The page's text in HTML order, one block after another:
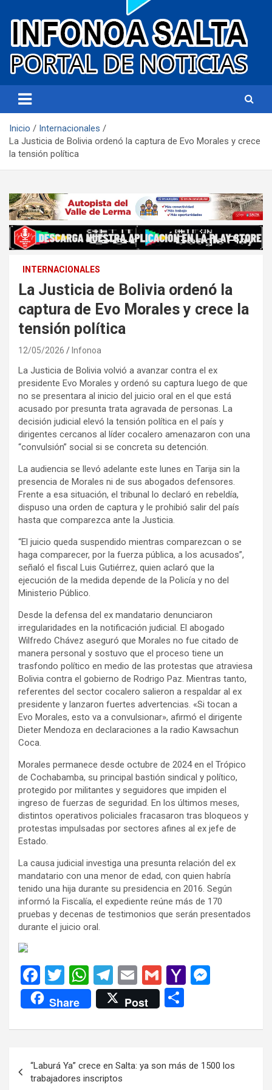
Infonoa Salta
Inicio
Internacionales
La Justicia de Bolivia ordenó la captura de Evo Morales y crece
la tensión política
INTERNACIONALES
La Justicia de Bolivia ordenó la
captura de Evo Morales y crece la
tensión política
12/05/2026 Infonoa
La Justicia de Bolivia volvió a avanzar contra el ex
presidente Evo Morales y ordenó su captura luego de que
no se presentara al inicio del juicio oral en el que está
acusado por presunta trata agravada de personas. La
decisión judicial elevó la tensión política en el país y
dirigentes cercanos al líder cocalero amenazaron con una
“convulsión” social si se concreta su detención.
La audiencia se llevó adelante este lunes en Tarija sin la
presencia de Morales ni de sus abogados defensores.
Frente a esa situación, el tribunal lo declaró en rebeldía,
dispuso una orden de captura y le prohibió salir del país
hasta que comparezca ante la Justicia.
“El juicio queda suspendido mientras comparezcan o se
haga comparecer, por la fuerza pública, a los acusados”,
señaló el fiscal Luis Gutiérrez, quien aclaró que la
ejecución de la medida depende de la Policía y no del
Ministerio Público.
Desde la defensa del ex mandatario denunciaron
irregularidades en la notificación judicial. El abogado
Wilfredo Chávez aseguró que Morales no fue citado de
manera personal y sostuvo que el proceso tiene un
trasfondo político en medio de las protestas que atraviesa
Bolivia contra el gobierno de Rodrigo Paz. Mientras tanto,
referentes del sector cocalero salieron a respaldar al ex
presidente y lanzaron fuertes advertencias. «Si tocan a
Evo Morales, esto va a convulsionar», afirmó el dirigente
Dieter Mendoza en declaraciones a la radio Kawsachun
Coca.
Morales permanece desde octubre de 2024 en el Trópico
de Cochabamba, su principal bastión sindical y político,
protegido por militantes y seguidores que impiden el
ingreso de fuerzas de seguridad. En los últimos meses,
distintos operativos policiales fracasaron tras bloqueos y
protestas impulsadas por sectores afines al ex jefe de
Estado.
La causa judicial investiga una presunta relación del ex
mandatario con una menor de edad, con quien habría
tenido una hija durante su presidencia en 2016. Según
informó la Fiscalía, el expediente reúne más de 170
pruebas y decenas de testimonios que serán presentados
durante el juicio oral.
F
a
ce
b
o
T
wi
tt
er
W
h
at
s
p
T
el
e
gr
m
E
m
ail
G
m
ail
Y
o
M
n
er
Share Post
m
p
ar
de
“Laburá Ya” crece en Salta: ya son más de 1500 los
trabajadores inscriptos